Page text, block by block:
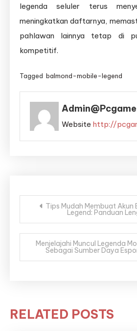
legenda seluler terus
meningkatkan daftarnya,
pahlawan lainnya tetap di
kompetitif.
Tagged balmond-mobile-legend
Website http://
Post
navigation
Tips Mudah Membuat Akun
Legend: Panduan
Menjelajahi Muncul Legenda
Sebagai Sumber Daya
RELATED POSTS